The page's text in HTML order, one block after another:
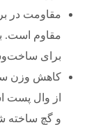
مقاومت در
مقاوم است.
برای
کاهش وزن
از وال پست
و گچ ساخته